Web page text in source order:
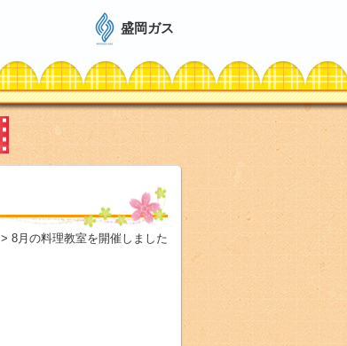
盛岡ガス
> 8月の料理教室を開催しました